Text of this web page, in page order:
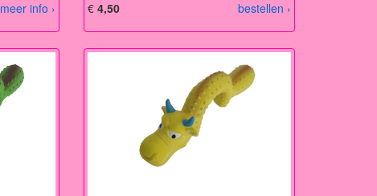
meer info ›
bestellen ›
€4,50